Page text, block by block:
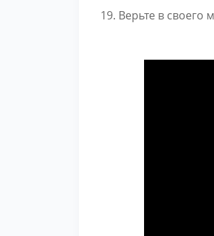
Верьте в своего